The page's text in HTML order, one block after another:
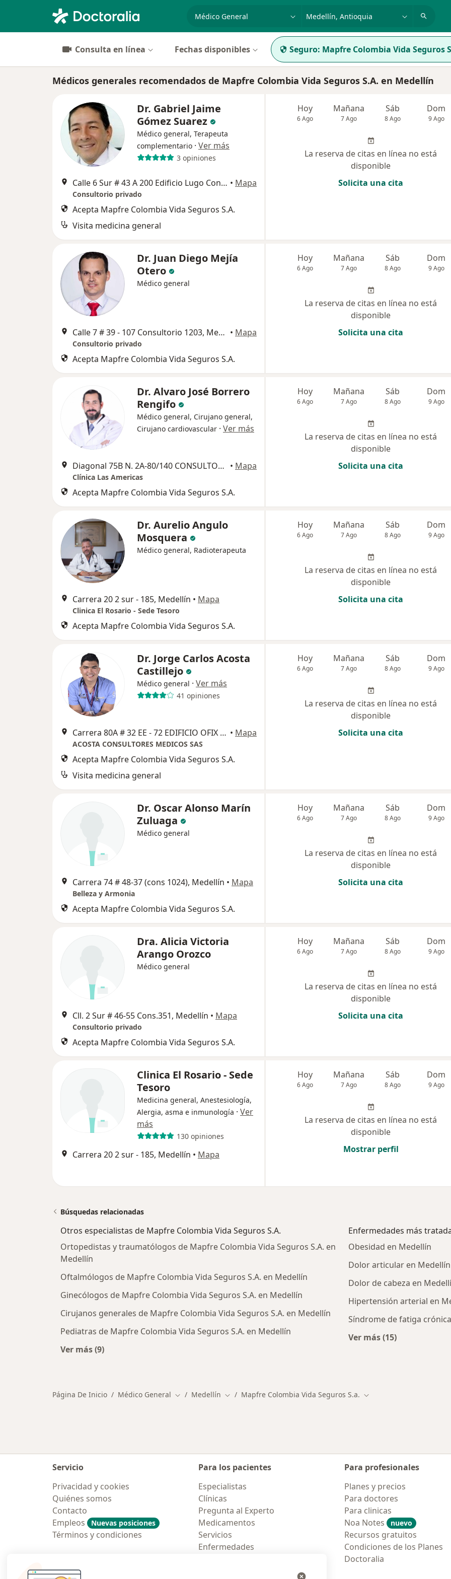
especialidad, enfermedad o nombrep. ej. Bogotá
Consulta en línea Fechas disponibles Seguro: Mapfre Colombia Vida Seguros
Médicos generales recomendados de Mapfre Colombia Vida Seguros S.A. en Medellín
Dr. Gabriel Jaime
Gómez Suarez
Médico general, Terapeuta
complementario · Ver más
3 opiniones
Calle 6 Sur # 43 A 200 Edificio Lugo Consultorio 1002 al frente del centro comercial Oviedo, Medellín • Mapa
Consultorio privado
Acepta Mapfre Colombia Vida Seguros S.A.
Visita medicina general
Hoy
6 Ago
Mañana
7 Ago
Sáb
8 Ago
Dom
9 Ago
La reserva de citas en línea no está
disponible
Solicita una cita
Dr. Juan Diego Mejía
Otero
Médico general
Calle 7 # 39 - 107 Consultorio 1203, Medellín • Mapa
Consultorio privado
Acepta Mapfre Colombia Vida Seguros S.A.
Hoy
6 Ago
Mañana
7 Ago
Sáb
8 Ago
Dom
9 Ago
La reserva de citas en línea no está
disponible
Solicita una cita
Dr. Alvaro José Borrero
Rengifo
Médico general, Cirujano general,
Cirujano cardiovascular · Ver más
Diagonal 75B N. 2A-80/140 CONSULTORIO 311, Medellín • Mapa
Clínica Las Americas
Acepta Mapfre Colombia Vida Seguros S.A.
Hoy
6 Ago
Mañana
7 Ago
Sáb
8 Ago
Dom
9 Ago
La reserva de citas en línea no está
disponible
Solicita una cita
Dr. Aurelio Angulo
Mosquera
Médico general, Radioterapeuta
Carrera 20 2 sur - 185, Medellín • Mapa
Clinica El Rosario - Sede Tesoro
Acepta Mapfre Colombia Vida Seguros S.A.
Hoy
6 Ago
Mañana
7 Ago
Sáb
8 Ago
Dom
9 Ago
La reserva de citas en línea no está
disponible
Solicita una cita
Dr. Jorge Carlos Acosta
Castillejo
Médico general · Ver más
41 opiniones
Carrera 80A # 32 EE - 72 EDIFICIO OFIX 33 CONSULTORIO 712 - 1004, Medellín • Mapa
ACOSTA CONSULTORES MEDICOS SAS
Acepta Mapfre Colombia Vida Seguros S.A.
Visita medicina general
Hoy
6 Ago
Mañana
7 Ago
Sáb
8 Ago
Dom
9 Ago
La reserva de citas en línea no está
disponible
Solicita una cita
Dr. Oscar Alonso Marín
Zuluaga
Médico general
Carrera 74 # 48-37 (cons 1024), Medellín • Mapa
Belleza y Armonia
Acepta Mapfre Colombia Vida Seguros S.A.
Hoy
6 Ago
Mañana
7 Ago
Sáb
8 Ago
Dom
9 Ago
La reserva de citas en línea no está
disponible
Solicita una cita
Dra. Alicia Victoria
Arango Orozco
Médico general
Cll. 2 Sur # 46-55 Cons.351, Medellín • Mapa
Consultorio privado
Acepta Mapfre Colombia Vida Seguros S.A.
Hoy
6 Ago
Mañana
7 Ago
Sáb
8 Ago
Dom
9 Ago
La reserva de citas en línea no está
disponible
Solicita una cita
Clinica El Rosario - Sede
Tesoro
Medicina general, Anestesiología,
Alergia, asma e inmunología · Ver
más
130 opiniones
Carrera 20 2 sur - 185, Medellín • Mapa
Hoy
6 Ago
Mañana
7 Ago
Sáb
8 Ago
Dom
9 Ago
La reserva de citas en línea no está
disponible
Mostrar perfil
Búsquedas relacionadas
Otros especialistas de Mapfre Colombia Vida Seguros S.A.
Ortopedistas y traumatólogos de Mapfre Colombia Vida Seguros S.A. en
Medellín
Oftalmólogos de Mapfre Colombia Vida Seguros S.A. en Medellín
Ginecólogos de Mapfre Colombia Vida Seguros S.A. en Medellín
Cirujanos generales de Mapfre Colombia Vida Seguros S.A. en Medellín
Pediatras de Mapfre Colombia Vida Seguros S.A. en Medellín
Ver más (9)
Enfermedades más
Obesidad en Medellín
Dolor articular en Medellín
Dolor de cabeza en
Hipertensión arterial en
Síndrome de fatiga
Ver más (15)
Página De Inicio Médico General Cambiar de ciudad
Medellín Cambiar de ciudad
Mapfre Colombia Vida Seguros S.a. Cambiar de ciudad
Servicio
Privacidad y cookies
Quiénes somos
Contacto
Empleos
Nuevas posiciones
Términos y condiciones
Para los pacientes
Especialistas
Clínicas
Pregunta al Experto
Medicamentos
Servicios
Enfermedades
Para profesionales
Planes y precios
Para doctores
Para clinicas
Noa Notes
nuevo
Recursos gratuitos
Condiciones de los Planes
Doctoralia